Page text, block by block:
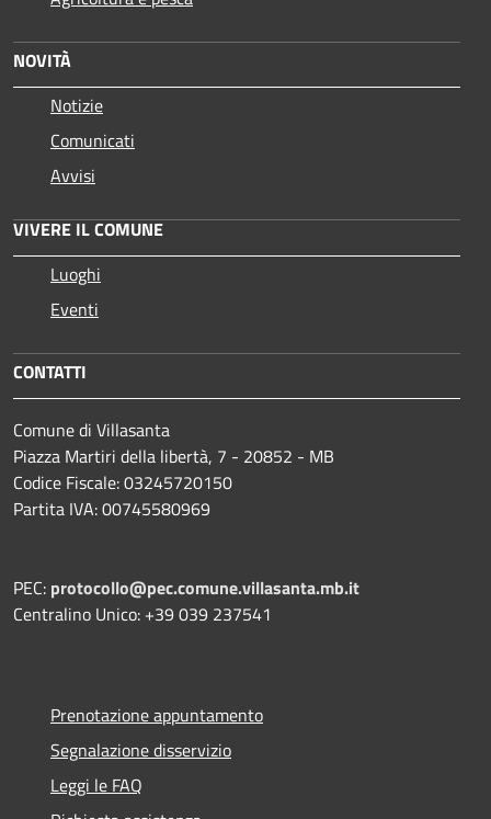
NOVITÀ
Notizie
Comunicati
Avvisi
VIVERE IL COMUNE
Luoghi
Eventi
CONTATTI
Comune di Villasanta
Piazza Martiri della libertà, 7 - 20852 - MB
Codice Fiscale: 03245720150
Partita IVA: 00745580969
PEC: protocollo@pec.comune.villasanta.mb.it
Centralino Unico: +39 039 237541
Prenotazione appuntamento
Segnalazione disservizio
Leggi le FAQ